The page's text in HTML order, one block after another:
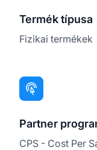
Termék típusa
Fizikai termékek
Partner
CPS - Cost Per